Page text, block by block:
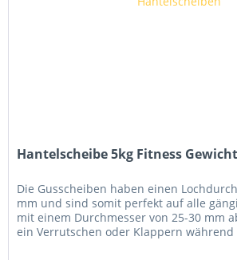
Hantelscheibe 5kg Fitness
Die Gusscheiben haben einen
mm und sind somit perfekt auf alle
mit einem Durchmesser von 25-30 mm
ein Verrutschen oder Klappern während